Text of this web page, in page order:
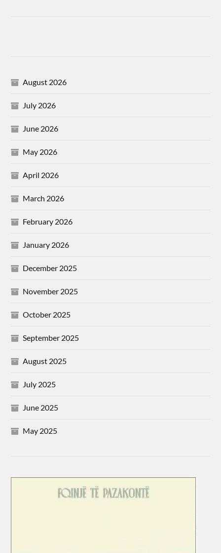
August 2026
July 2026
June 2026
May 2026
April 2026
March 2026
February 2026
January 2026
December 2025
November 2025
October 2025
September 2025
August 2025
July 2025
June 2025
May 2025